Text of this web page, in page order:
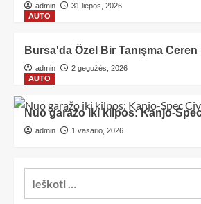
admin
31 liepos, 2026
AUTO
Bursa'da Özel Bir Tanışma Ceren
admin
2 gegužės, 2026
AUTO
Nuo garažo iki kilpos: Kanjo-
admin 1 vasario, 2026